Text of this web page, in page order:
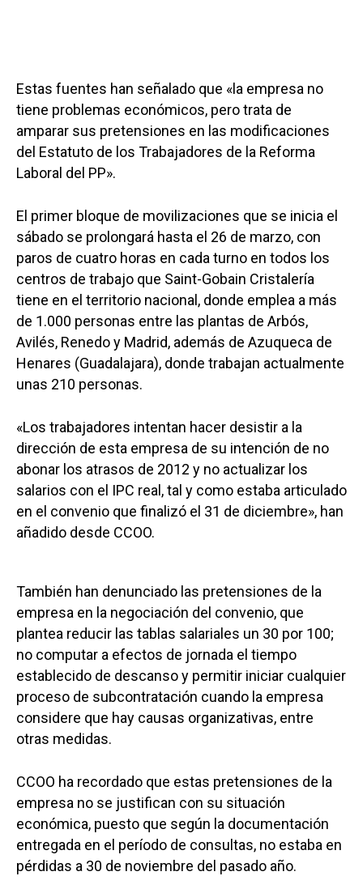
Estas fuentes han señalado que «la empresa no
tiene problemas económicos, pero trata de
amparar sus pretensiones en las modificaciones
del Estatuto de los Trabajadores de la Reforma
Laboral del PP».
El primer bloque de movilizaciones que se inicia el
sábado se prolongará hasta el 26 de marzo, con
paros de cuatro horas en cada turno en todos los
centros de trabajo que Saint-Gobain Cristalería
tiene en el territorio nacional, donde emplea a más
de 1.000 personas entre las plantas de Arbós,
Avilés, Renedo y Madrid, además de Azuqueca de
Henares (Guadalajara), donde trabajan actualmente
unas 210 personas.
«Los trabajadores intentan hacer desistir a la
dirección de esta empresa de su intención de no
abonar los atrasos de 2012 y no actualizar los
salarios con el IPC real, tal y como estaba articulado
en el convenio que finalizó el 31 de diciembre», han
añadido desde CCOO.
También han denunciado las pretensiones de la
empresa en la negociación del convenio, que
plantea reducir las tablas salariales un 30 por 100;
no computar a efectos de jornada el tiempo
establecido de descanso y permitir iniciar cualquier
proceso de subcontratación cuando la empresa
considere que hay causas organizativas, entre
otras medidas.
CCOO ha recordado que estas pretensiones de la
empresa no se justifican con su situación
económica, puesto que según la documentación
entregada en el período de consultas, no estaba en
pérdidas a 30 de noviembre del pasado año.